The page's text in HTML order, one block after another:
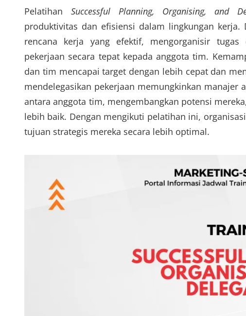
PelatihanSuccessful Planning, Organising, and
produktivitas dan efisiensi dalam lingkungan
rencana kerja yang efektif, mengorganisir
pekerjaan secara tepat kepada anggota tim.
dan tim mencapai target dengan lebih cepat dan
mendelegasikan pekerjaan memungkinkan
antara anggota tim, mengembangkan potensi
lebih baik. Dengan mengikuti pelatihan ini,
tujuan strategis mereka secara lebih optimal.